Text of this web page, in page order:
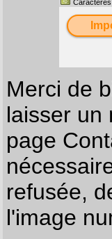
Merci de
laisser un
page
refusée,
l'image